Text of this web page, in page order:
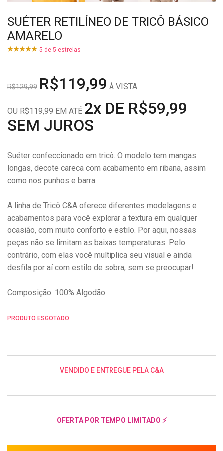
SUÉTER RETILÍNEO DE TRICÔ BÁSICO
AMARELO
5 de 5 estrelas
R$129,99 R$119,99 À VISTA
OU R$119,99 EM ATÉ 2x DE R$59,99
SEM JUROS
Suéter confeccionado em tricô. O modelo tem mangas
longas, decote careca com acabamento em ribana, assim
como nos punhos e barra.
A linha de Tricô C&A oferece diferentes modelagens e
acabamentos para você explorar a textura em qualquer
ocasião, com muito conforto e estilo. Por aqui, nossas
peças não se limitam as baixas temperaturas. Pelo
contrário, com elas você multiplica seu visual e ainda
desfila por aí com estilo de sobra, sem se preocupar!
Composição: 100% Algodão
PRODUTO ESGOTADO
VENDIDO E ENTREGUE PELA C&A
OFERTA POR TEMPO LIMITADO ⚡